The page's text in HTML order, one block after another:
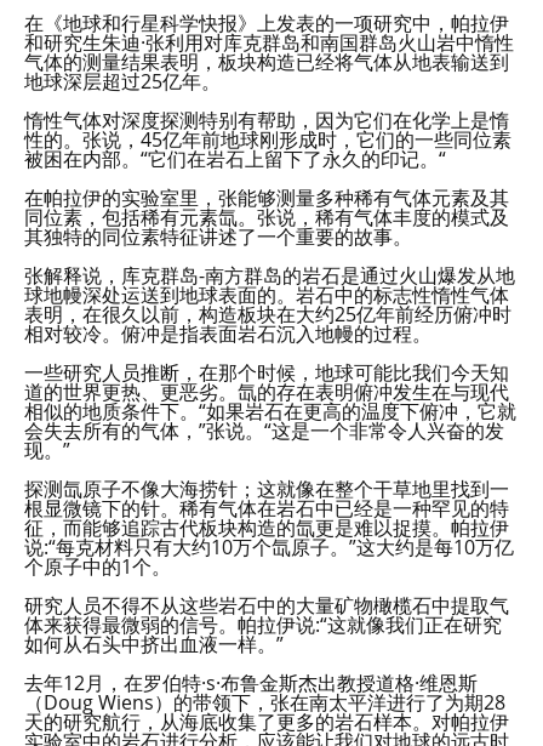
在《地球和行星科学快报》上发表的一项研究中，帕拉伊
和研究生朱迪·张利用对库克群岛和南国群岛火山岩中惰性
气体的测量结果表明，板块构造已经将气体从地表输送到
地球深层超过25亿年。
惰性气体对深度探测特别有帮助，因为它们在化学上是惰
性的。张说，45亿年前地球刚形成时，它们的一些同位素
被困在内部。“它们在岩石上留下了永久的印记。“
在帕拉伊的实验室里，张能够测量多种稀有气体元素及其
同位素，包括稀有元素氙。张说，稀有气体丰度的模式及
其独特的同位素特征讲述了一个重要的故事。
张解释说，库克群岛-南方群岛的岩石是通过火山爆发从地
球地幔深处运送到地球表面的。岩石中的标志性惰性气体
表明，在很久以前，构造板块在大约25亿年前经历俯冲时
相对较冷。俯冲是指表面岩石沉入地幔的过程。
一些研究人员推断，在那个时候，地球可能比我们今天知
道的世界更热、更恶劣。氙的存在表明俯冲发生在与现代
相似的地质条件下。“如果岩石在更高的温度下俯冲，它就
会失去所有的气体，”张说。“这是一个非常令人兴奋的发
现。”
探测氙原子不像大海捞针；这就像在整个干草地里找到一
根显微镜下的针。稀有气体在岩石中已经是一种罕见的特
征，而能够追踪古代板块构造的氙更是难以捉摸。帕拉伊
说:“每克材料只有大约10万个氙原子。”这大约是每10万亿
个原子中的1个。
研究人员不得不从这些岩石中的大量矿物橄榄石中提取气
体来获得最微弱的信号。帕拉伊说:“这就像我们正在研究
如何从石头中挤出血液一样。”
去年12月，在罗伯特·s·布鲁金斯杰出教授道格·维恩斯
（Doug Wiens）的带领下，张在南太平洋进行了为期28
天的研究航行，从海底收集了更多的岩石样本。对帕拉伊